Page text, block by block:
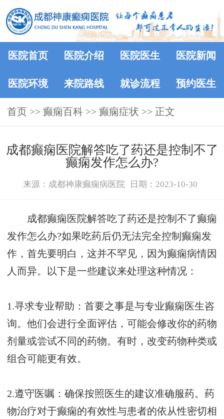
医院首页 医院介绍 医院医生 医院新闻
医院环境 来院路线 就诊流程 预约医生
首页 >> 癫痫百科 >> 癫痫症状 >> 正文
成都癫痫医院解答吃了药还是控制不了
癫痫发作怎么办?
来源：成都神康癫痫病医院 日期：2023-10-30
成都癫痫医院解答吃了药还是控制不了癫痫
发作怎么办?如果吃药后仍无法完全控制癫痫发
作，首先要明白，这并不罕见，因为癫痫病情因
人而异。以下是一些建议来处理这种情况：
1.寻求专业帮助：首要之事是与专业癫痫医生咨
询。他们会进行全面评估，可能会修改你的药物
剂量或尝试不同的药物。有时，改变药物种类或
组合可能更有效。
2.遵守医嘱：确保按照医生的建议准确服药。药
物治疗对于癫痫的有效性与患者的依从性密切相